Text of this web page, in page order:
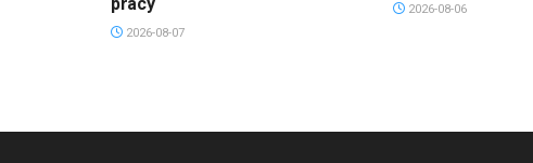
2026-08-07
2026-08-06